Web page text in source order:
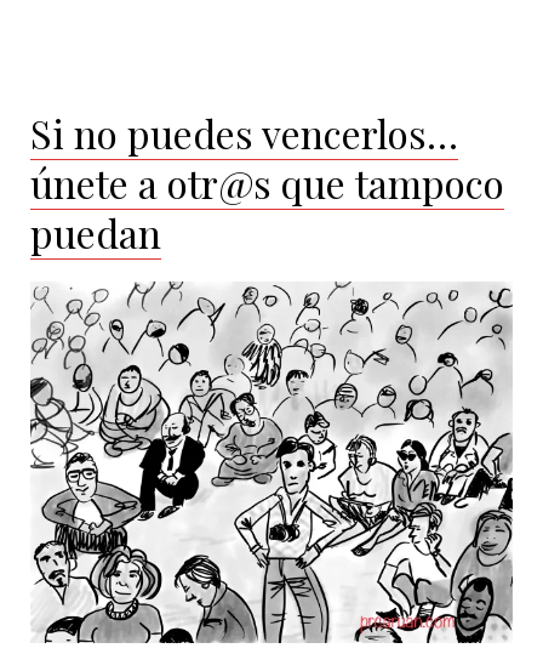
Si no puedes vencerlos…
únete a otr@s que tampoco
puedan